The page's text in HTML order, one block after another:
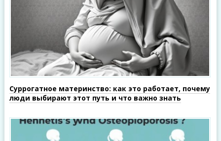
Суррогатное материнство: как это работает, почему
люди выбирают этот путь и что важно знать